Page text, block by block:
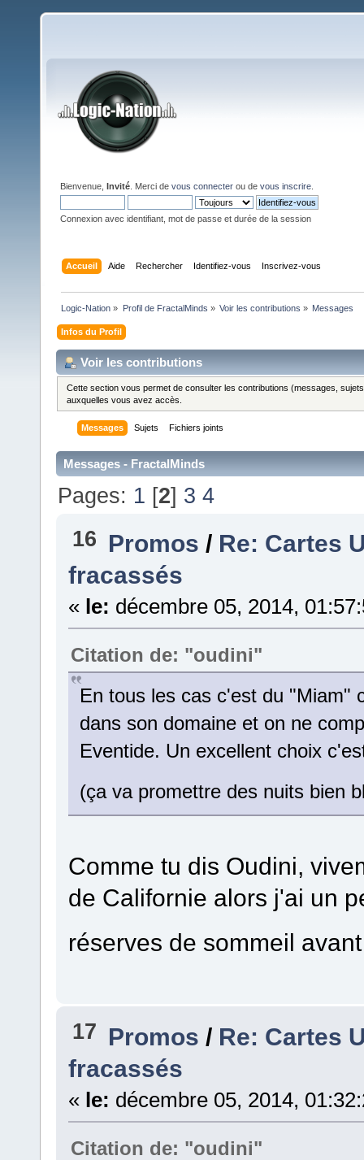
Bienvenue, Invité . Merci de vous connecter ou de vous inscrire
Connexion avec identifiant, mot de passe et durée de la session
Accueil Aide Rechercher Identifiez-vous Inscrivez-vous
Logic-Nation » Profil de FractalMinds » Voir les contributions » Messages
Infos du Profil
Voir les contributions
Cette section vous permet de consulter les contributions (messages,
auxquelles vous avez accès.
Messages Sujets Fichiers joints
Messages - FractalMinds
Pages: 1 [2] 3 4
16 Promos / Re: Cartes
fracassés
« le: décembre 05, 2014,
Citation de: "oudini"
En tous les cas c'est du "Miam"
dans son domaine et on ne
Eventide. Un excellent choix
(ça va promettre des nuits bien
Comme tu dis Oudini,
de Californie alors j'ai un
réserves de sommeil
17 Promos / Re: Cartes
fracassés
« le: décembre 05, 2014,
Citation de: "oudini"